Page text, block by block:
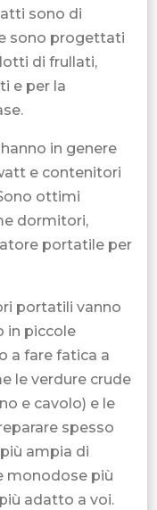
sono di
sono progettati
di frullati,
e per la
in genere
e contenitori
ottimi
dormitori,
portatile per
portatili vanno
in piccole
a fare fatica a
le verdure crude
e cavolo) e le
spesso
ampia di
monodose più
adatto a voi.